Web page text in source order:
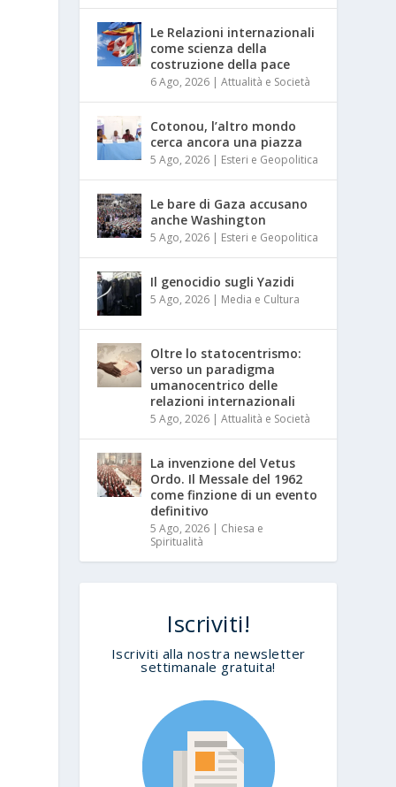
Le Relazioni internazionali
come scienza della
costruzione della pace
6 Ago, 2026 |Attualità e Società
Cotonou, l’altro mondo
cerca ancora una piazza
5 Ago, 2026 | Esteri e Geopolitica
Le bare di Gaza accusano
anche Washington
5 Ago, 2026 | Esteri e Geopolitica
Il genocidio sugli Yazidi
5 Ago, 2026 | Media e Cultura
Oltre lo statocentrismo:
verso un paradigma
umanocentrico delle
relazioni internazionali
5 Ago, 2026 |Attualità e Società
La invenzione del Vetus
Ordo. Il Messale del 1962
come finzione di un evento
definitivo
5 Ago, 2026 | Chiesa e
Spiritualità
Iscriviti!
Iscriviti alla nostra newsletter
settimanale gratuita!